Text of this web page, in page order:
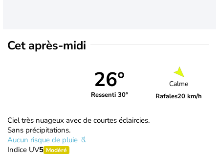
Cet après-midi
26°
Ressenti 30°
Calme
Rafales20 km/h
Ciel très nuageux avec de courtes éclaircies.
Sans précipitations.
Aucun risque de pluie
Indice UV5 Modéré